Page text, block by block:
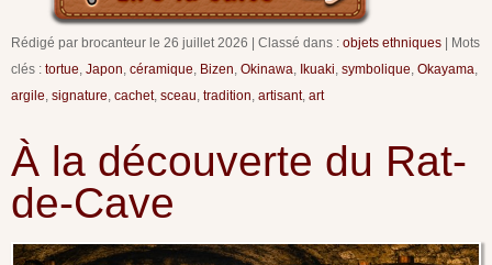
Rédigé par brocanteur le 26 juillet 2026 Classé dans : objets ethniques
Mots
clés : tortue Japon céramique Bizen Okinawa Ikuaki symbolique Okayama
argile signature cachet, sceau tradition artisant, art
À la découverte du Rat-
de-Cave